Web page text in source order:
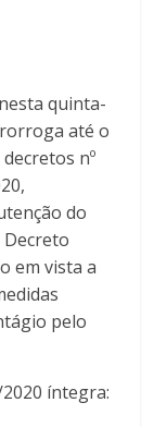
quinta-
até o
nº
do
em vista a
pelo
íntegra: